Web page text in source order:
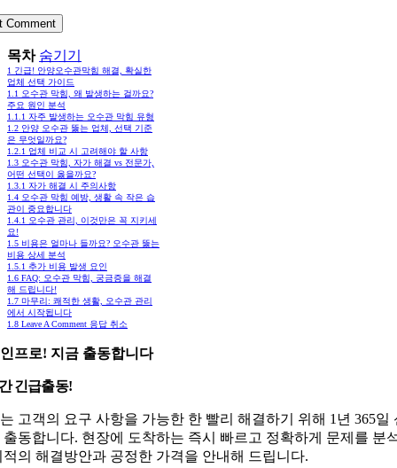
목차 숨기기
1 긴급! 안양오수관막힘 해결, 확실한
업체 선택 가이드
1.1 오수관 막힘, 왜 발생하는 걸까요?
주요 원인 분석
1.1.1 자주 발생하는 오수관 막힘 유형
1.2 안양 오수관 뚫는 업체, 선택 기준
은 무엇일까요?
1.2.1 업체 비교 시 고려해야 할 사항
1.3 오수관 막힘, 자가 해결 vs 전문가,
어떤 선택이 옳을까요?
1.3.1 자가 해결 시 주의사항
1.4 오수관 막힘 예방, 생활 속 작은 습
관이 중요합니다
1.4.1 오수관 관리, 이것만은 꼭 지키세
요!
1.5 비용은 얼마나 들까요? 오수관 뚫는
비용 상세 분석
1.5.1 추가 비용 발생 요인
1.6 FAQ: 오수관 막힘, 궁금증을 해결
해 드립니다!
1.7 마무리: 쾌적한 생활, 오수관 관리
에서 시작됩니다
1.8 Leave A Comment 응답 취소
프로! 지금 출동합니다
긴급출동!
고객의 요구 사항을 가능한 한 빨리 해결하기 위해 1년 365일
출동합니다. 현장에 도착하는 즉시 빠르고 정확하게 문제를 분
적의 해결방안과 공정한 가격을 안내해 드립니다.